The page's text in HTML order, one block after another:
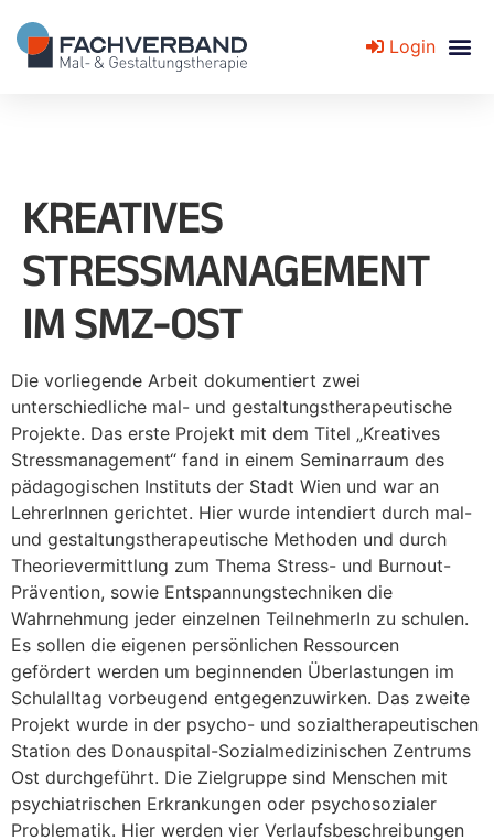
Login
KREATIVES
STRESSMANAGEMENT I
M SMZ-OST
Die vorliegende Arbeit dokumentiert zwei
unterschiedliche mal- und gestaltungstherapeutische
Projekte. Das erste Projekt mit dem Titel „Kreatives
Stressmanagement“ fand in einem Seminarraum des
pädagogischen Instituts der Stadt Wien und war an
LehrerInnen gerichtet. Hier wurde intendiert durch mal-
und gestaltungstherapeutische Methoden und durch
Theorievermittlung zum Thema Stress- und Burnout-
Prävention, sowie Entspannungstechniken die
Wahrnehmung jeder einzelnen TeilnehmerIn zu schulen.
Es sollen die eigenen persönlichen Ressourcen
gefördert werden um beginnenden Überlastungen im
Schulalltag vorbeugend entgegenzuwirken. Das zweite
Projekt wurde in der psycho- und sozialtherapeutischen
Station des Donauspital-Sozialmedizinischen Zentrums
Ost durchgeführt. Die Zielgruppe sind Menschen mit
psychiatrischen Erkrankungen oder psychosozialer
Problematik. Hier werden vier Verlaufsbeschreibungen